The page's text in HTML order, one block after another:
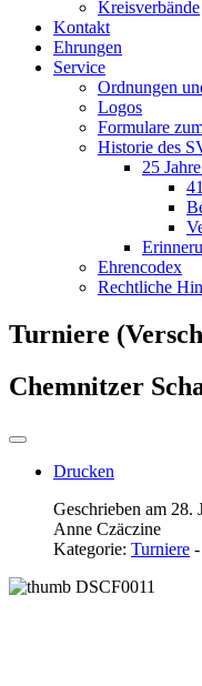
Kreisverbände
Kontakt
Ehrungen
Service
Ordnungen
Logos
Formulare
Historie des
25
Ehrencodex
Rechtliche
Turniere
Chemnitzer
Drucken
Geschrieben am 28.
Anne Czäczine
Kategorie: Turniere -